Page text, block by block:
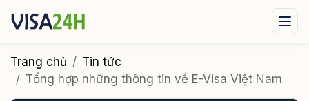
Visa xuất cảnh
Trang chủ
Tin tức
Tổng hợp những thông tin về E-Visa Việt Nam